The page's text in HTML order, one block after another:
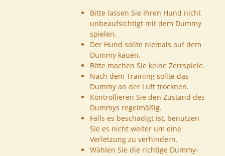
Bitte lassen Sie Ihren Hund nicht
unbeaufsichtigt mit dem Dummy
spielen.
Der Hund sollte niemals auf dem
Dummy kauen.
Bitte machen Sie keine Zerrspiele.
Nach dem Training sollte das
Dummy an der Luft trocknen.
Kontrollieren Sie den Zustand des
Dummys regelmäßig.
Falls es beschädigt ist, benutzen
Sie es nicht weiter um eine
Verletzung zu verhindern.
Wählen Sie die richtige Dummy-